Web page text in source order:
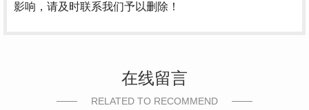
影响，请及时联系我们予以删除！
在线留言
RELATED TO RECOMMEND